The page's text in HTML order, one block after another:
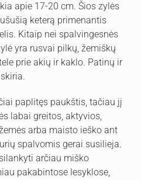
apie 17-20 cm. Šios zylės
keterą primenantis
Kitaip nei spalvingesnės
yra rusvai pilkų, žemiškų
prie akių ir kaklo. Patinų ir
paplitęs paukštis, tačiau jį
labai greitos, aktyvios,
arba maisto ieško ant
spalvomis gerai susilieja.
arčiau miško
pakabintose lesyklose,